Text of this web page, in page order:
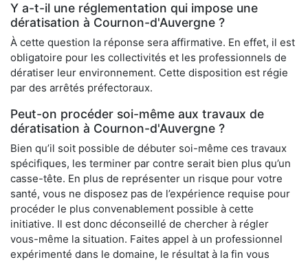
Y a-t-il une réglementation qui impose une
dératisation à Cournon-d'Auvergne ?
À cette question la réponse sera affirmative. En effet, il est
obligatoire pour les collectivités et les professionnels de
dératiser leur environnement. Cette disposition est régie
par des arrêtés préfectoraux.
Peut-on procéder soi-même aux travaux de
dératisation à Cournon-d'Auvergne ?
Bien qu’il soit possible de débuter soi-même ces travaux
spécifiques, les terminer par contre serait bien plus qu’un
casse-tête. En plus de représenter un risque pour votre
santé, vous ne disposez pas de l’expérience requise pour
procéder le plus convenablement possible à cette
initiative. Il est donc déconseillé de chercher à régler
vous-même la situation. Faites appel à un professionnel
expérimenté dans le domaine, le résultat à la fin vous